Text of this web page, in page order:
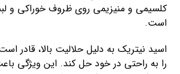
کلسیمی و منیزیمی روی ظروف خوراکی و
است.
اسید نیتریک به دلیل حلالیت بالا، قادر
را به راحتی در خود حل کند. این ویژگی